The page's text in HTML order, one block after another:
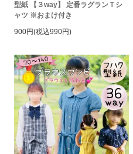
型紙 【３way】 定番ラグランＴシ
ャツ ※おまけ付き
900円(税込990円)